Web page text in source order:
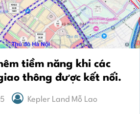
tiềm năng khi các
thông được kết nối.
Kepler Land Mỗ Lao